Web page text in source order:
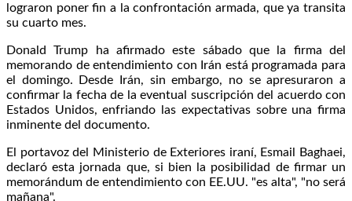
lograron poner fin a la confrontación armada, que ya transita
su cuarto mes.
Donald Trump ha afirmado este sábado que la firma del
memorando de entendimiento con Irán está programada para
el domingo. Desde Irán, sin embargo, no se apresuraron a
confirmar la fecha de la eventual suscripción del acuerdo con
Estados Unidos, enfriando las expectativas sobre una firma
inminente del documento.
El portavoz del Ministerio de Exteriores iraní, Esmail Baghaei,
declaró esta jornada que, si bien la posibilidad de firmar un
memorándum de entendimiento con EE.UU. "es alta", "no será
mañana".